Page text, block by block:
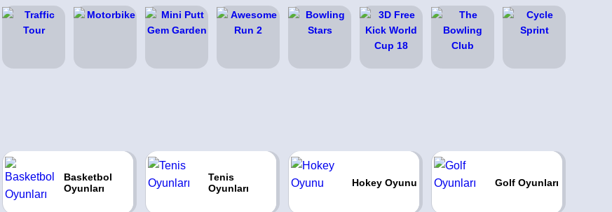
Basketbol
Oyunları
Tenis
Oyunları
Hokey Oyunu Golf Oyunları